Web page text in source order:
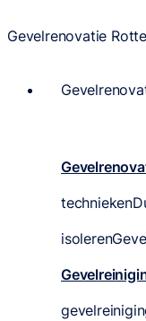
Gevelrenovatie
technieken
isoleren